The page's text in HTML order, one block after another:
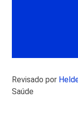
Revisado por
Saúde